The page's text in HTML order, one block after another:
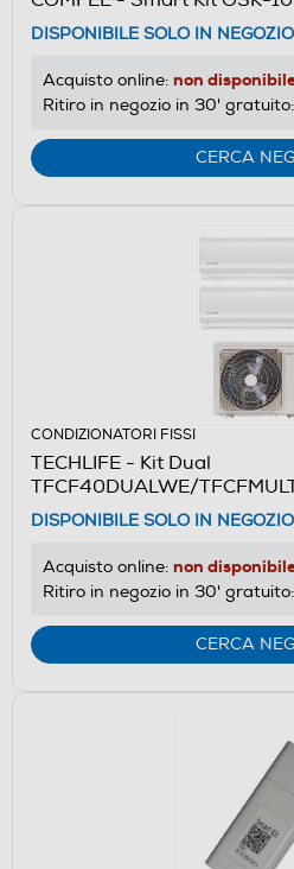
DISPONIBILE SOLO IN NEGOZIO
Acquisto online: non
Ritiro in negozio in 30' gratuito:
CERCA
CONDIZIONATORI FISSI
TECHLIFE - Kit Dual
TFCF40DUALWE/
DISPONIBILE SOLO IN NEGOZIO
Acquisto online: non
Ritiro in negozio in 30' gratuito:
CERCA